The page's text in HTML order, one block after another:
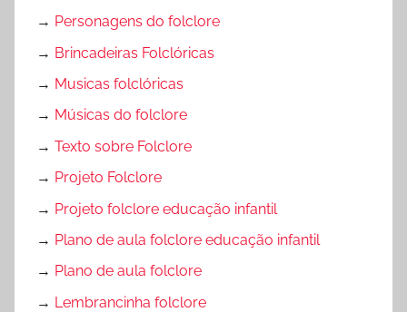
→ Personagens do folclore
→ Brincadeiras Folclóricas
→ Musicas folclóricas
→ Músicas do folclore
→ Texto sobre Folclore
→ Projeto Folclore
→ Projeto folclore educação infantil
→ Plano de aula folclore educação infantil
→ Plano de aula folclore
→ Lembrancinha folclore